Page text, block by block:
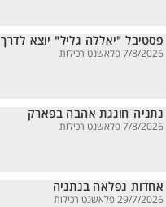
פסטיבל "יאללה גליל" יוצא לדרך
7/8/2026 פלאשנט רכילות
נתניה חוגגת אהבה בפארק
7/8/2026 פלאשנט רכילות
אחדות נפלאה בנתניה
29/7/2026 פלאשנט רכילות